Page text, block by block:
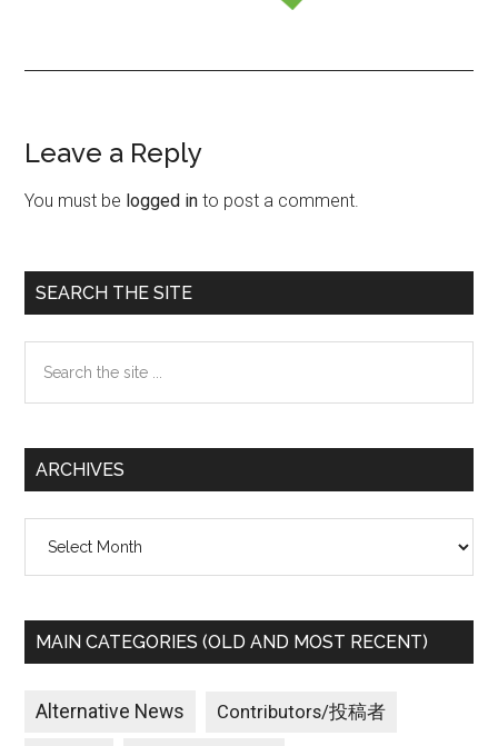
Reader
Interactions
Leave a Reply
You must be logged in to post a comment.
Primary
Sidebar
SEARCH THE SITE
the
ARCHIVES
MAIN CATEGORIES (OLD AND MOST RECENT)
Alternative News Contributors/投稿者